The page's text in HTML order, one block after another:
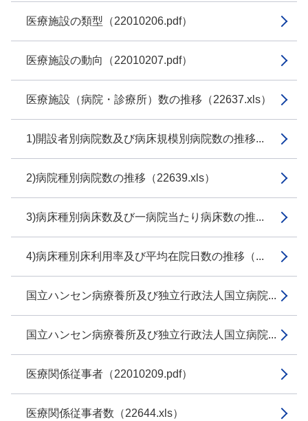
医療施設の類型（22010206.pdf）
医療施設の動向（22010207.pdf）
医療施設（病院・診療所）数の推移（22637.xls）
1)開設者別病院数及び病床規模別病院数の推移...
2)病院種別病院数の推移（22639.xls）
3)病床種別病床数及び一病院当たり病床数の推...
4)病床種別床利用率及び平均在院日数の推移（...
国立ハンセン病療養所及び独立行政法人国立病院...
国立ハンセン病療養所及び独立行政法人国立病院...
医療関係従事者（22010209.pdf）
医療関係従事者数（22644.xls）